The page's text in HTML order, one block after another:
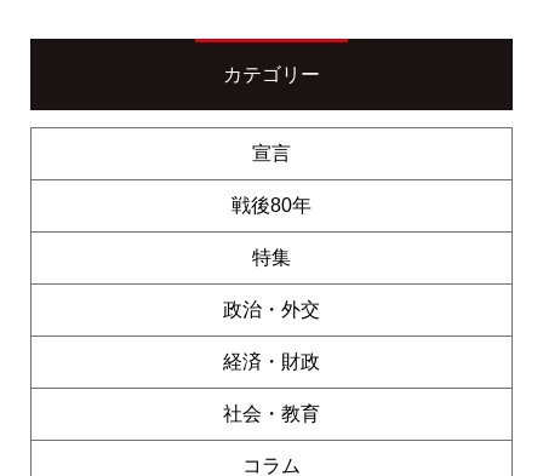
カテゴリー
宣言
戦後80年
特集
政治・外交
経済・財政
社会・教育
コラム